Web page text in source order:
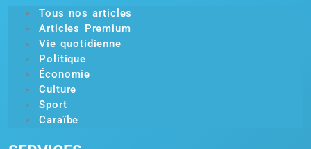
Tous nos articles
Articles Premium
Vie quotidienne
Politique
Économie
Culture
Sport
Caraïbe